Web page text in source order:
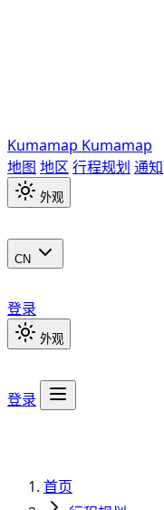
Kumamap Kumamap
地图 地区 行程规划 通知
外观
CN
登录
外观
登录
首页